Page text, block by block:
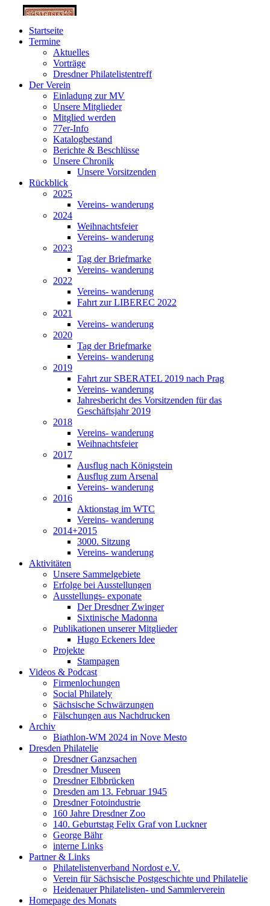
Startseite
Termine
Aktuelles
Vorträge
Dresdner Philatelistentreff
Der Verein
Einladung zur MV
Unsere Mitglieder
Mitglied werden
77er-Info
Katalogbestand
Berichte & Beschlüsse
Unsere Chronik
Unsere Vorsitzenden
Rückblick
2025
Vereins- wanderung
2024
Weihnachtsfeier
Vereins- wanderung
2023
Tag der Briefmarke
Vereins- wanderung
2022
Vereins- wanderung
Fahrt zur LIBEREC 2022
2021
Vereins- wanderung
2020
Tag der Briefmarke
Vereins- wanderung
2019
Fahrt zur SBERATEL 2019 nach Prag
Vereins- wanderung
Jahresbericht des Vorsitzenden für das
Geschäftsjahr 2019
2018
Vereins- wanderung
Weihnachtsfeier
2017
Ausflug nach Königstein
Ausflug zum Arsenal
Vereins- wanderung
2016
Aktionstag im WTC
Vereins- wanderung
2014+2015
3000. Sitzung
Vereins- wanderung
Aktivitäten
Unsere Sammelgebiete
Erfolge bei Ausstellungen
Ausstellungs- exponate
Der Dresdner Zwinger
Sixtinische Madonna
Publikationen unserer Mitglieder
Hugo Eckeners Idee
Projekte
Stampagen
Videos & Podcast
Firmenlochungen
Social Philately
Sächsische Schwärzungen
Fälschungen aus Nachdrucken
Archiv
Biathlon-WM 2024 in Nove Mesto
Dresden Philatelie
Dresdner Ganzsachen
Dresdner Museen
Dresdner Elbbrücken
Dresden am 13. Februar 1945
Dresdner Fotoindustrie
160 Jahre Dresdner Zoo
140. Geburtstag Felix Graf von Luckner
George Bähr
interne Links
Partner & Links
Philatelistenverband Nordost e.V.
Verein für Sächsische Postgeschichte und Philatelie
Heidenauer Philatelisten- und Sammlerverein
Homepage des Monats